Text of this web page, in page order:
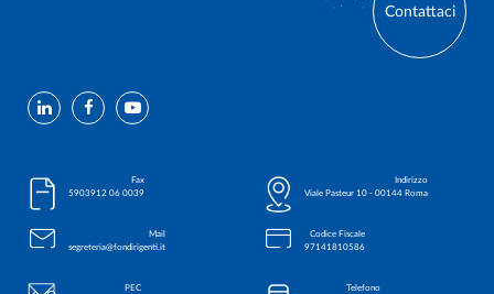
Contattaci
Indirizzo
Viale Pasteur 10 - 00144 Roma
Codice Fiscale
97141810586
Telefono
segreteria@fondirigenti.it